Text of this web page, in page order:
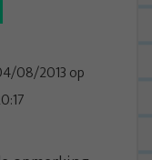
08/2013 op